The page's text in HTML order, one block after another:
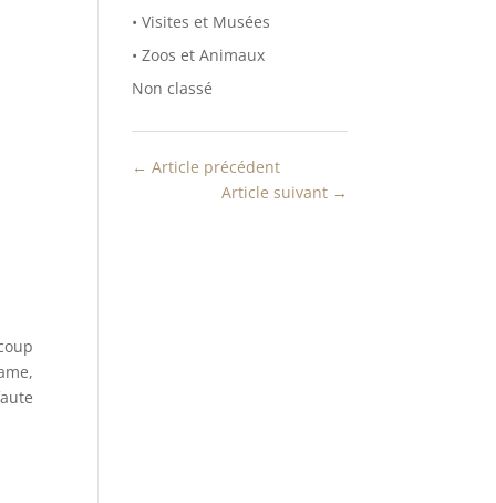
• Visites et Musées
• Zoos et Animaux
Non classé
←Article précédent
Article suivant→